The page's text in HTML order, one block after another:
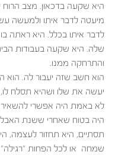
היא שקעה בדכאון. מצב הרוח
מיעטה לדבר איתו ולמעשה
לדבר איתו בכלל. היא ראתה
שלה. היא שקעה בעבודות הבית
והתרחקה ממנו.
הוא חשב שזה יעבור לה. הוא
יעשה את שלו ושהיא תסלח
לא באמת היה אפשרי
היה בטוח שאחרי ששנת
תסתיים, היא תחזור לעצמה,
שמחה  או לכל הפחות